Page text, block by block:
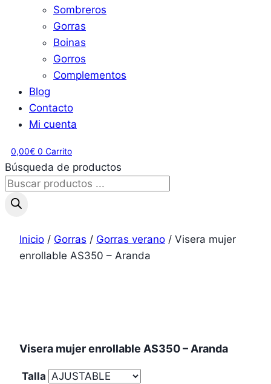
Sombreros
Gorras
Boinas
Gorros
Complementos
Blog
Contacto
Mi cuenta
0,00€ 0 Carrito
Búsqueda de productos
Inicio / Gorras / Gorras verano / Visera mujer
enrollable AS350 – Aranda
Visera mujer enrollable AS350 – Aranda
Talla